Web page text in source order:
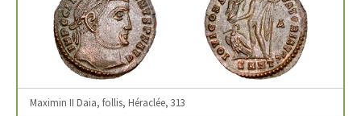
Maximin II Daia, follis, Héraclée, 313